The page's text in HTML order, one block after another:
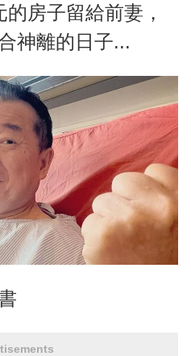
房子留給前妻，
神離的日子...